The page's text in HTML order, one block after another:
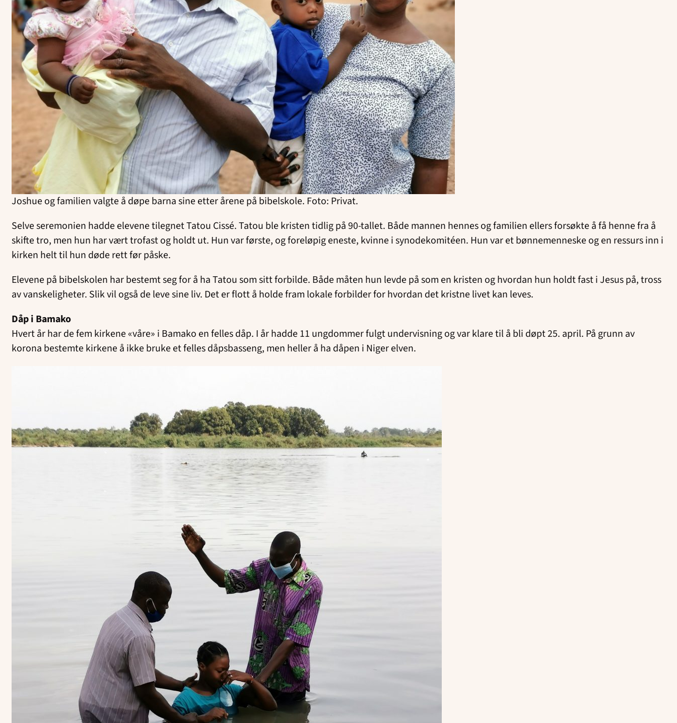
Joshue og familien valgte å døpe barna sine etter årene på bibelskole. Foto: Privat.
Selve seremonien hadde elevene tilegnet Tatou Cissé. Tatou ble kristen tidlig på 90-tallet. Både mannen hennes og familien ellers forsøkte å få henne fra å
skifte tro, men hun har vært trofast og holdt ut. Hun var første, og foreløpig eneste, kvinne i synodekomitéen. Hun var et bønnemenneske og en ressurs inn i
kirken helt til hun døde rett før påske.
Elevene på bibelskolen har bestemt seg for å ha Tatou som sitt forbilde. Både måten hun levde på som en kristen og hvordan hun holdt fast i Jesus på, tross
av vanskeligheter. Slik vil også de leve sine liv. Det er flott å holde fram lokale forbilder for hvordan det kristne livet kan leves.
Dåp i Bamako
Hvert år har de fem kirkene «våre» i Bamako en felles dåp. I år hadde 11 ungdommer fulgt undervisning og var klare til å bli døpt 25. april. På grunn av
korona bestemte kirkene å ikke bruke et felles dåpsbasseng, men heller å ha dåpen i Niger elven.